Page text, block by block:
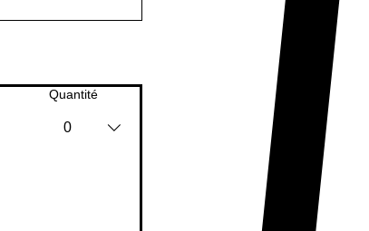
Quantité
0